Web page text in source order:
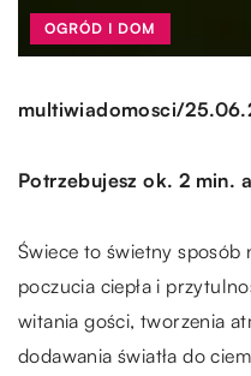
OGRÓD I DOM
multiwiadomosci/
Potrzebujesz ok. 2 min.
Świece to świetny sposób
poczucia ciepła i
witania gości, tworzenia
dodawania światła do